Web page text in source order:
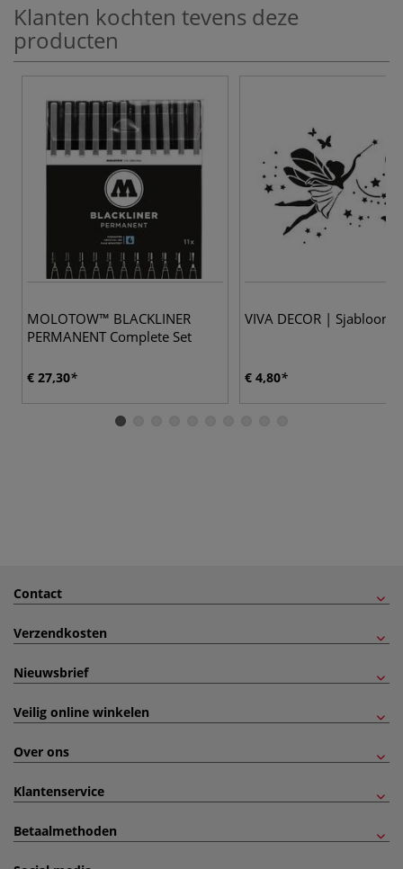
Klanten kochten tevens deze
producten
MOLOTOW™ BLACKLINER
PERMANENT Complete Set
€ 27,30
VIVA DECOR | Sjabloon
€ 4,80
Contact
Verzendkosten
Nieuwsbrief
Veilig online winkelen
Over ons
Klantenservice
Betaalmethoden